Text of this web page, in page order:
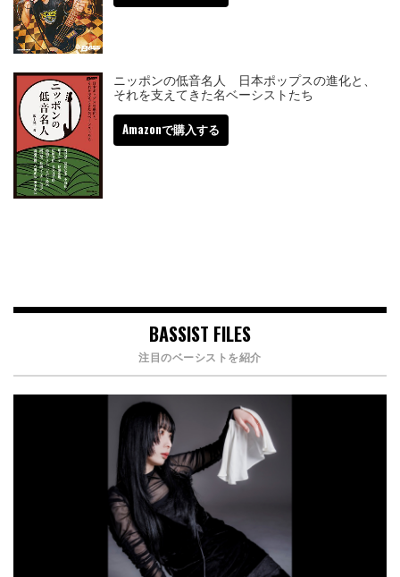
ニッポンの低音名人 日本ポップスの進化と、
それを支えてきた名ベーシストたち
Amazonで購入する
BASSIST FILES
注目のベーシストを紹介